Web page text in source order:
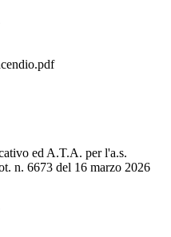
ed A.T.A. per l'a.s.
n. 6673 del 16 marzo 2026